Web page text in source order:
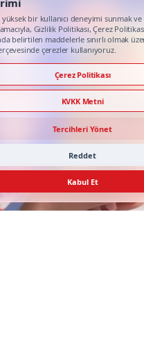
bir kullanıcı deneyimi sunmak
Gizlilik Politikası, Çerez
belirtilen maddelerle sınırlı olmak
çerezler kullanıyoruz.
Çerez Politikası
KVKK Metni
Tercihleri Yönet
Reddet
Kabul Et